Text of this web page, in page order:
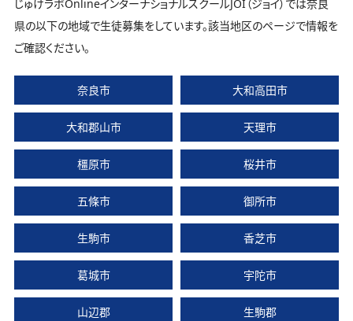
じゅけラボOnlineインターナショナルスクールJOI（ジョイ）では奈良
県の以下の地域で生徒募集をしています。該当地区のページで情報を
ご確認ください。
奈良市 大和高田市
大和郡山市 天理市
橿原市 桜井市
五條市 御所市
生駒市 香芝市
葛城市 宇陀市
山辺郡 生駒郡